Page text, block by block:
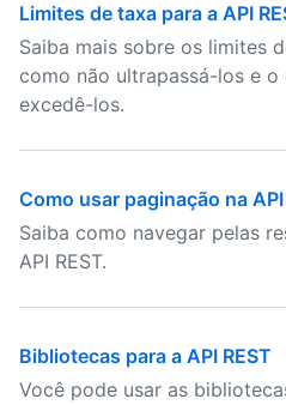
Limites de taxa para a API
Saiba mais sobre os limites
como não ultrapassá-los e
excedê-los.
Como usar paginação na API
Saiba como navegar pelas
API REST.
Bibliotecas para a API REST
Você pode usar as